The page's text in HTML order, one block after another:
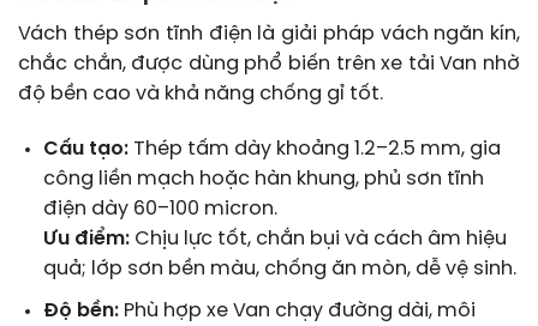
Vách thép sơn tĩnh điện là giải pháp vách ngăn kín,
chắc chắn, được dùng phổ biến trên xe tải Van nhờ
độ bền cao và khả năng chống gỉ tốt.
Cấu tạo:Thép tấm dày khoảng 1.2–2.5 mm, gia
công liền mạch hoặc hàn khung, phủ sơn tĩnh
điện dày 60–100 micron.
Ưu điểm:Chịu lực tốt, chắn bụi và cách âm hiệu
quả; lớp sơn bền màu, chống ăn mòn, dễ vệ sinh.
Độ bền:Phù hợp xe Van chạy đường dài, môi